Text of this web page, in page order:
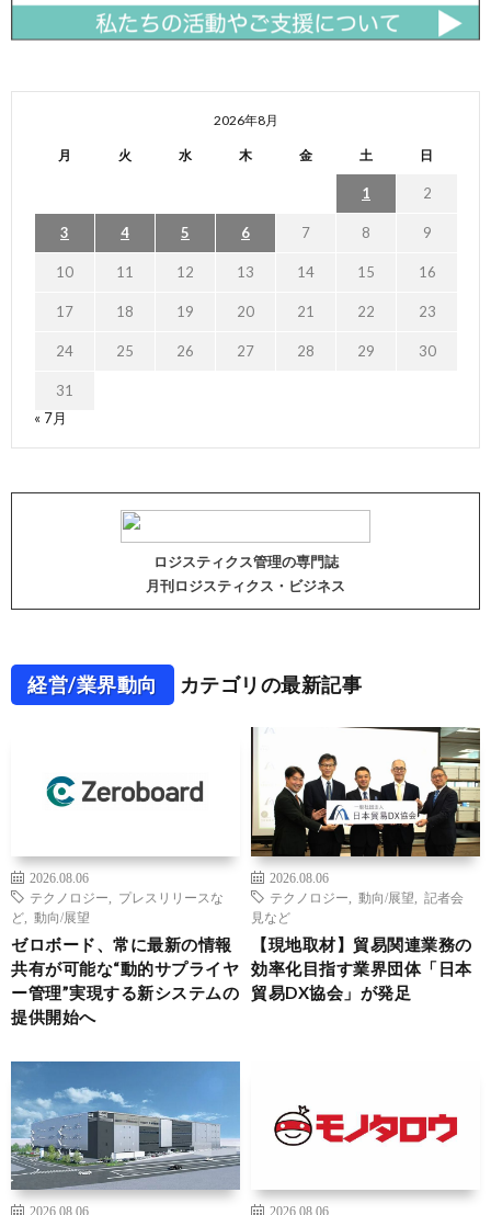
2026年8月
月 火 水 木 金 土 日
1 2
3 4 5 6 7 8 9
10 11 12 13 14 15 16
17 18 19 20 21 22 23
24 25 26 27 28 29 30
31
« 7月
ロジスティクス管理の専門誌
月刊ロジスティクス・ビジネス
経営/業界動向 カテゴリの最新記事
2026.08.06
テクノロジー
プレスリリースな
ど
動向/展望
ゼロボード、常に最新の情報
共有が可能な“動的サプライヤ
ー管理”実現する新システムの
提供開始へ
2026.08.06
テクノロジー
動向/展望
記者会
見など
【現地取材】貿易関連業務の
効率化目指す業界団体「日本
貿易DX協会」が発足
2026.08.06
2026.08.06